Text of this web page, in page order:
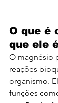
O que é
que ele
O magnésio
reações
organismo.
funções